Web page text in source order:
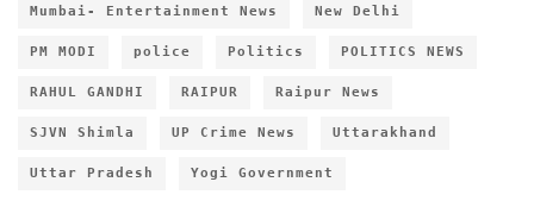
Mumbai- Entertainment News New Delhi
PM MODI police Politics POLITICS NEWS
RAHUL GANDHI RAIPUR Raipur News
SJVN Shimla UP Crime News Uttarakhand
Uttar Pradesh Yogi Government